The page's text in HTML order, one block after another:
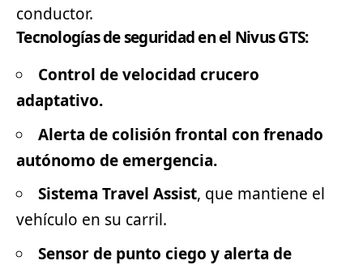
conductor.
Tecnologías de seguridad en el Nivus GTS:
Control de velocidad crucero
adaptativo.
Alerta de colisión frontal con frenado
autónomo de emergencia.
Sistema Travel Assist, que mantiene el
vehículo en su carril.
Sensor de punto ciego y alerta de